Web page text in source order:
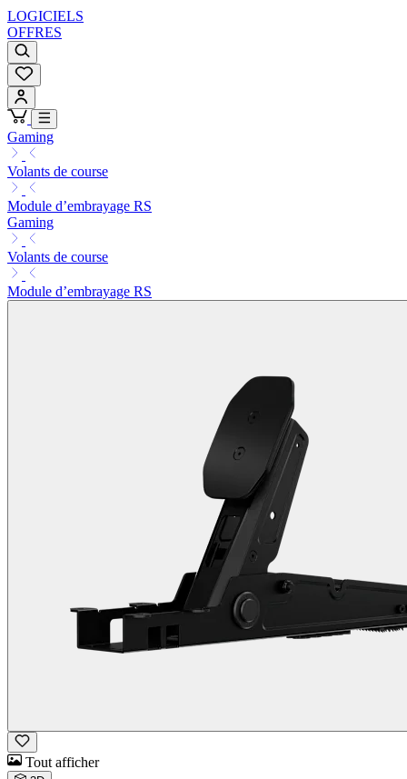
LOGICIELS
OFFRES
Gaming
Volants de course
Module d’embrayage RS
Gaming
Volants de course
Module d’embrayage RS
Tout afficher